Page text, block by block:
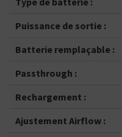
Puissance de sortie :
Batterie remplaçable :
Passthrough :
Rechargement :
Ajustement Airflow :